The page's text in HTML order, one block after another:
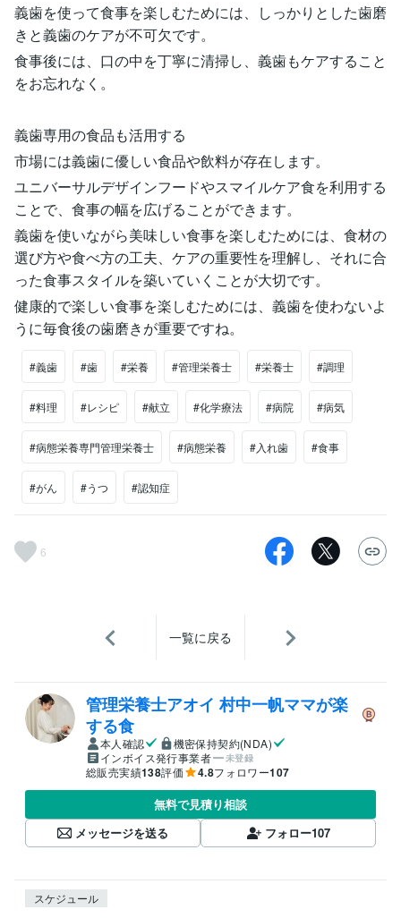
義歯を使って食事を楽しむためには、しっかりとした歯磨
きと義歯のケアが不可欠です。
食事後には、口の中を丁寧に清掃し、義歯もケアすること
をお忘れなく。
義歯専用の食品も活用する
市場には義歯に優しい食品や飲料が存在します。
ユニバーサルデザインフードやスマイルケア食を利用する
ことで、食事の幅を広げることができます。
義歯を使いながら美味しい食事を楽しむためには、食材の
選び方や食べ方の工夫、ケアの重要性を理解し、それに合
った食事スタイルを築いていくことが大切です。
健康的で楽しい食事を楽しむためには、義歯を使わないよ
うに毎食後の歯磨きが重要ですね。
#義歯 #歯 #栄養 #管理栄養士 #栄養士 #調理
#料理 #レシピ #献立 #化学療法 #病院 #病気
#病態栄養専門管理栄養士 #病態栄養 #入れ歯 #食事
#がん #うつ #認知症
6
一覧に戻る
管理栄養士アオイ 村中一帆ママが楽
する食
本人確認
機密保持契約(NDA)
インボイス発行事業者
未登録
総販売実績138評価 4.8フォロワー107
無料で見積り相談
メッセージを送る
フォロー107
スケジュール